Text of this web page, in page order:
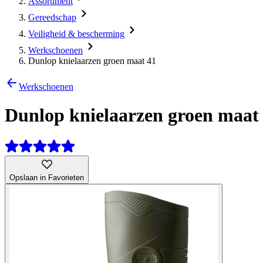
Gereedschap
Veiligheid & bescherming
Werkschoenen
Dunlop knielaarzen groen maat 41
Werkschoenen
Dunlop knielaarzen groen maat
Opslaan in Favorieten